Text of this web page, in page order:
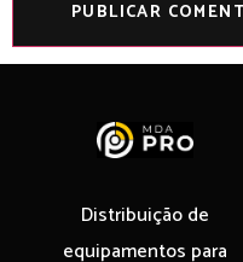
Distribuição de
equipamentos para